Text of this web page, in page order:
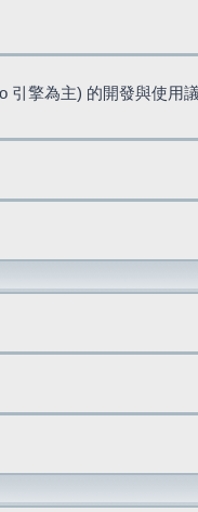
引擎為主) 的開發與使用